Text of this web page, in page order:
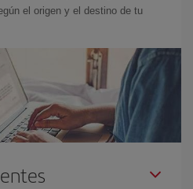
el origen y el destino de tu